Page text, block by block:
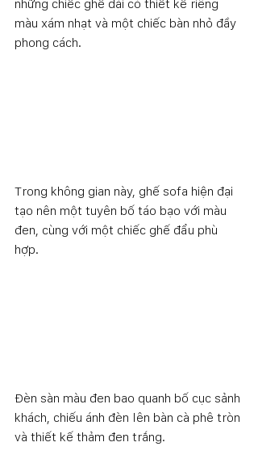
những chiếc ghế dài có thiết kế riêng
màu xám nhạt và một chiếc bàn nhỏ đầy
phong cách.
Trong không gian này, ghế sofa hiện đại
tạo nên một tuyên bố táo bạo với màu
đen, cùng với một chiếc ghế đẩu phù
hợp.
Đèn sàn màu đen bao quanh bố cục sảnh
khách, chiếu ánh đèn lên bàn cà phê tròn
và thiết kế thảm đen trắng.